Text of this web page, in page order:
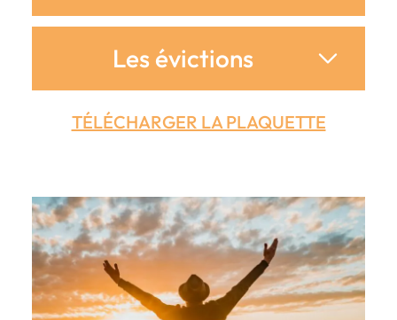
Les évictions
TÉLÉCHARGER LA PLAQUETTE